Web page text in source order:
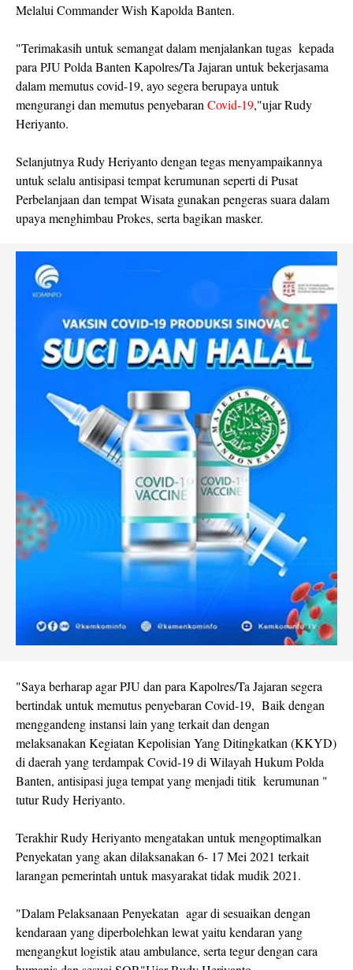
Melalui Commander Wish Kapolda Banten.
"Terimakasih untuk semangat dalam menjalankan tugas kepada
para PJU Polda Banten Kapolres/Ta Jajaran untuk bekerjasama
dalam memutus covid-19, ayo segera berupaya untuk
mengurangi dan memutus penyebaran Covid-19,"ujar Rudy
Heriyanto.
Selanjutnya Rudy Heriyanto dengan tegas menyampaikannya
untuk selalu antisipasi tempat kerumunan seperti di Pusat
Perbelanjaan dan tempat Wisata gunakan pengeras suara dalam
upaya menghimbau Prokes, serta bagikan masker.
"Saya berharap agar PJU dan para Kapolres/Ta Jajaran segera
bertindak untuk memutus penyebaran Covid-19, Baik dengan
menggandeng instansi lain yang terkait dan dengan
melaksanakan Kegiatan Kepolisian Yang Ditingkatkan (KKYD)
di daerah yang terdampak Covid-19 di Wilayah Hukum Polda
Banten, antisipasi juga tempat yang menjadi titik kerumunan "
tutur Rudy Heriyanto.
Terakhir Rudy Heriyanto mengatakan untuk mengoptimalkan
Penyekatan yang akan dilaksanakan 6- 17 Mei 2021 terkait
larangan pemerintah untuk masyarakat tidak mudik 2021.
"Dalam Pelaksanaan Penyekatan agar di sesuaikan dengan
kendaraan yang diperbolehkan lewat yaitu kendaran yang
mengangkut logistik atau ambulance, serta tegur dengan cara